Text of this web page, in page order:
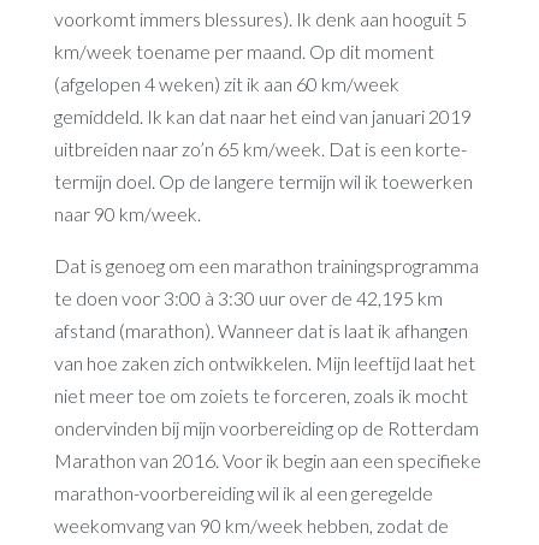
voorkomt immers blessures). Ik denk aan hooguit 5
km/week toename per maand. Op dit moment
(afgelopen 4 weken) zit ik aan 60 km/week
gemiddeld. Ik kan dat naar het eind van januari 2019
uitbreiden naar zo’n 65 km/week. Dat is een korte-
termijn doel. Op de langere termijn wil ik toewerken
naar 90 km/week.
Dat is genoeg om een marathon trainingsprogramma
te doen voor 3:00 à 3:30 uur over de 42,195 km
afstand (marathon). Wanneer dat is laat ik afhangen
van hoe zaken zich ontwikkelen. Mijn leeftijd laat het
niet meer toe om zoiets te forceren, zoals ik mocht
ondervinden bij mijn voorbereiding op de Rotterdam
Marathon van 2016. Voor ik begin aan een specifieke
marathon-voorbereiding wil ik al een geregelde
weekomvang van 90 km/week hebben, zodat de